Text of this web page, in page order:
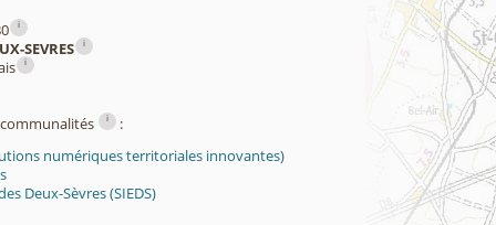
i
SEVRES i
i
i
:
numériques territoriales innovantes)
Deux-Sèvres (SIEDS)